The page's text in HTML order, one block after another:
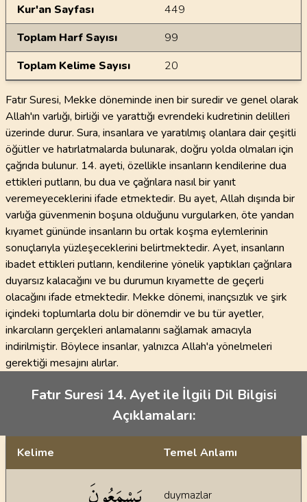
Kur'an Sayfası
449
Toplam Harf Sayısı
99
Toplam Kelime Sayısı
20
Fatır Suresi, Mekke döneminde inen bir suredir ve genel olarak
Allah'ın varlığı, birliği ve yarattığı evrendeki kudretinin delilleri
üzerinde durur. Sura, insanlara ve yaratılmış olanlara dair çeşitli
öğütler ve hatırlatmalarda bulunarak, doğru yolda olmaları için
çağrıda bulunur. 14. ayeti, özellikle insanların kendilerine dua
ettikleri putların, bu dua ve çağrılara nasıl bir yanıt
veremeyeceklerini ifade etmektedir. Bu ayet, Allah dışında bir
varlığa güvenmenin boşuna olduğunu vurgularken, öte yandan
kıyamet gününde insanların bu ortak koşma eylemlerinin
sonuçlarıyla yüzleşeceklerini belirtmektedir. Ayet, insanların
ibadet ettikleri putların, kendilerine yönelik yaptıkları çağrılara
duyarsız kalacağını ve bu durumun kıyamette de geçerli
olacağını ifade etmektedir. Mekke dönemi, inançsızlık ve şirk
içindeki toplumlarla dolu bir dönemdir ve bu tür ayetler,
inkarcıların gerçekleri anlamalarını sağlamak amacıyla
indirilmiştir. Böylece insanlar, yalnızca Allah'a yönelmeleri
gerektiği mesajını alırlar.
Fatır Suresi 14. Ayet ile İlgili Dil Bilgisi
Açıklamaları:
Kelime Temel Anlamı
duymazlar